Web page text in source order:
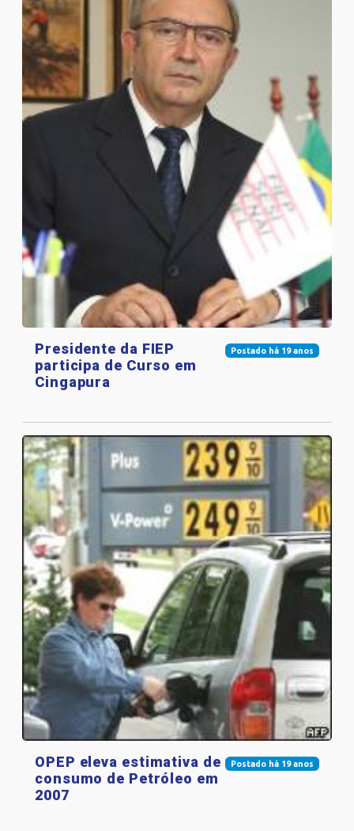
Postado há 19 anos
Presidente da FIEP
participa de Curso em
Cingapura
Postado há 19 anos
OPEP eleva estimativa de
consumo de Petróleo em
2007